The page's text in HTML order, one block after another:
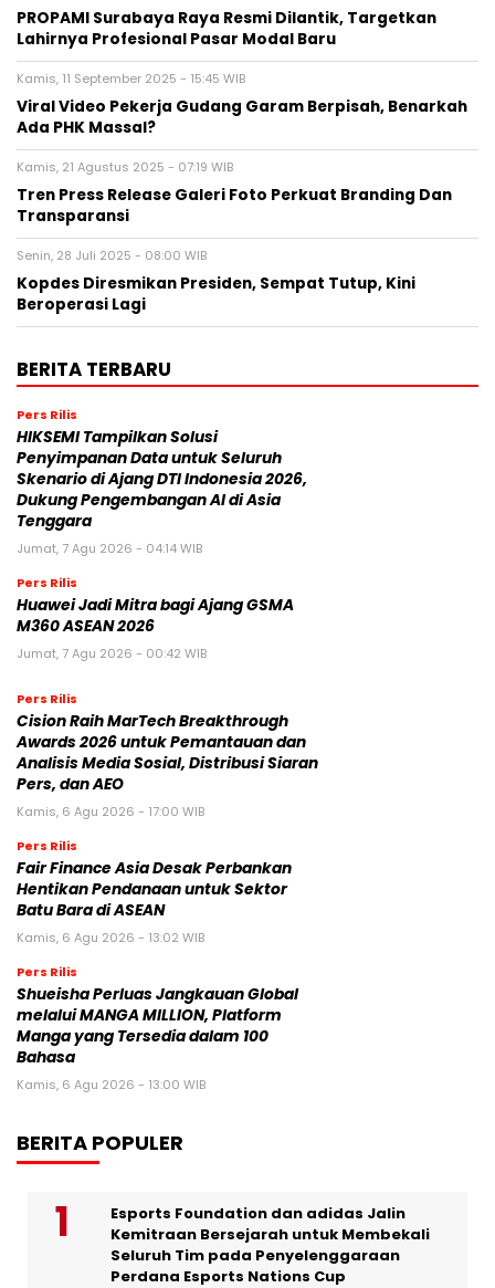
PROPAMI Surabaya Raya Resmi Dilantik, Targetkan
Lahirnya Profesional Pasar Modal Baru
Kamis, 11 September 2025 - 15:45 WIB
Viral Video Pekerja Gudang Garam Berpisah, Benarkah
Ada PHK Massal?
Kamis, 21 Agustus 2025 - 07:19 WIB
Tren Press Release Galeri Foto Perkuat Branding Dan
Transparansi
Senin, 28 Juli 2025 - 08:00 WIB
Kopdes Diresmikan Presiden, Sempat Tutup, Kini
Beroperasi Lagi
BERITA TERBARU
Pers Rilis
HIKSEMI Tampilkan Solusi
Penyimpanan Data untuk Seluruh
Skenario di Ajang DTI Indonesia 2026,
Dukung Pengembangan AI di Asia
Tenggara
Jumat, 7 Agu 2026 - 04:14 WIB
Pers Rilis
Huawei Jadi Mitra bagi Ajang GSMA
M360 ASEAN 2026
Jumat, 7 Agu 2026 - 00:42 WIB
Pers Rilis
Cision Raih MarTech Breakthrough
Awards 2026 untuk Pemantauan dan
Analisis Media Sosial, Distribusi Siaran
Pers, dan AEO
Kamis, 6 Agu 2026 - 17:00 WIB
Pers Rilis
Fair Finance Asia Desak Perbankan
Hentikan Pendanaan untuk Sektor
Batu Bara di ASEAN
Kamis, 6 Agu 2026 - 13:02 WIB
Pers Rilis
Shueisha Perluas Jangkauan Global
melalui MANGA MILLION, Platform
Manga yang Tersedia dalam 100
Bahasa
Kamis, 6 Agu 2026 - 13:00 WIB
BERITA POPULER
Esports Foundation dan adidas Jalin
Kemitraan Bersejarah untuk Membekali
Seluruh Tim pada Penyelenggaraan
Perdana Esports Nations Cup